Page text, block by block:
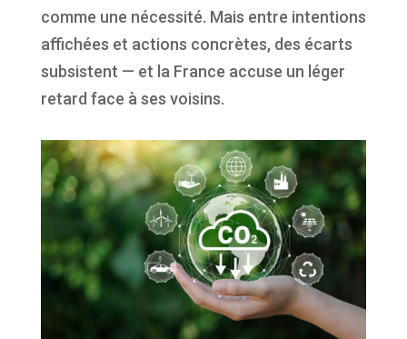
comme une nécessité. Mais entre intentions
affichées et actions concrètes, des écarts
subsistent — et la France accuse un léger
retard face à ses voisins.